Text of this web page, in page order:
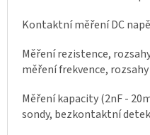
Kontaktní měření DC
Měření rezistence,
měření frekvence, rozsahy
Měření kapacity (2nF -
sondy, bezkontaktní